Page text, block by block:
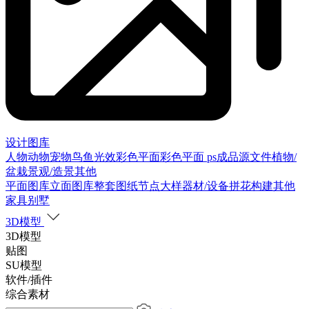
设计图库
人物动物宠物鸟鱼光效彩色平面彩色平面 ps成品源文件植物/
盆栽景观/造景其他
平面图库立面图库整套图纸节点大样器材/设备拼花构建其他
家具别墅
3D模型
3D模型
贴图
SU模型
软件/插件
综合素材